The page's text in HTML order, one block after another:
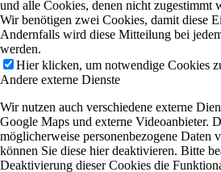
und alle Cookies, denen nicht zugestimmt
Wir benötigen zwei Cookies, damit diese
Andernfalls wird diese Mitteilung bei
werden.
Hier klicken, um notwendige Cookies
Andere externe Dienste
Wir nutzen auch verschiedene externe
Google Maps und externe Videoanbieter.
möglicherweise personenbezogene Daten
können Sie diese hier deaktivieren. Bitte
Deaktivierung dieser Cookies die